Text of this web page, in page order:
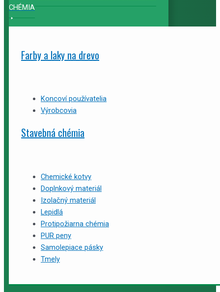
CHÉMIA
Farby a laky na drevo
Koncoví používatelia
Výrobcovia
Stavebná chémia
Chemické kotvy
Doplnkový materiál
Izolačný materiál
Lepidlá
Protipožiarna chémia
PUR peny
Samolepiace pásky
Tmely